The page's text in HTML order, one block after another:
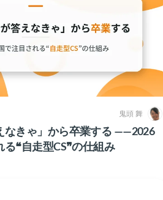
鬼頭 舞
なきゃ」から卒業する ——2026
❝自走型CS❞の仕組み